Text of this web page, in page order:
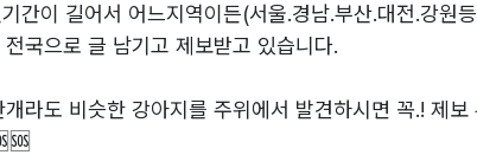
간이 길어서 어느지역이든(서울.경남.부산.대전.강원
전국으로 글 남기고 제보받고 있습니다.
라도 비슷한 강아지를 주위에서 발견하시면 꼭.! 제보